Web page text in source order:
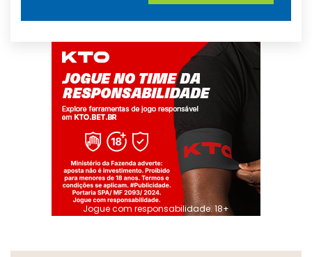
Jogue com responsabilidade. 18+